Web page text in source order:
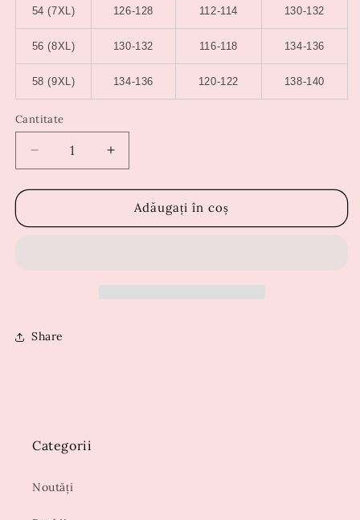
54 (7XL) 126-128 112-114 130-132
56 (8XL) 130-132 116-118 134-136
58 (9XL) 134-136 120-122 138-140
Cantitate
Reduceți
cantitatea
pentru
Gabrielle
Creșteți
cantitatea
pentru
Rochie
Gabrielle
Adăugați în coș
Share
Categorii
Noutăți